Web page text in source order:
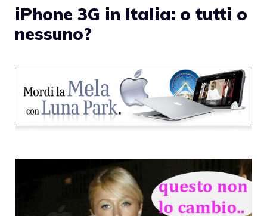
iPhone 3G in Italia: o tutti o
nessuno?